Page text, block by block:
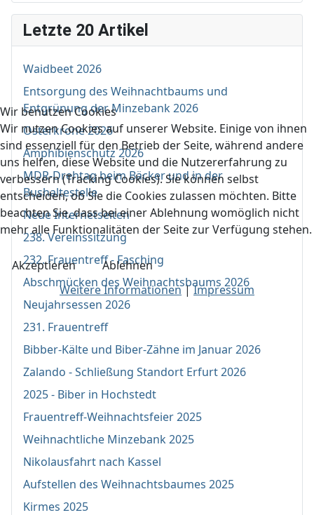
Letzte 20 Artikel
Waidbeet 2026
Entsorgung des Weihnachtbaums und
Entgrünung der Minzebank 2026
Osterkrone 2026
Amphibienschutz 2026
MDR-Drehtag beim Bäcker und in der
Bushaltestelle
Neue Internetseiten
238. Vereinssitzung
232. Frauentreff - Fasching
Abschmücken des Weihnachtsbaums 2026
Neujahrsessen 2026
231. Frauentreff
Bibber-Kälte und Biber-Zähne im Januar 2026
Zalando - Schließung Standort Erfurt 2026
2025 - Biber in Hochstedt
Frauentreff-Weihnachtsfeier 2025
Weihnachtliche Minzebank 2025
Nikolausfahrt nach Kassel
Aufstellen des Weihnachtsbaumes 2025
Kirmes 2025
Wir benutzen Cookies
Wir nutzen Cookies auf unserer Website. Einige von ihnen
sind essenziell für den Betrieb der Seite, während andere
uns helfen, diese Website und die Nutzererfahrung zu
verbessern (Tracking Cookies). Sie können selbst
entscheiden, ob Sie die Cookies zulassen möchten. Bitte
beachten Sie, dass bei einer Ablehnung womöglich nicht
mehr alle Funktionalitäten der Seite zur Verfügung stehen.
Akzeptieren
Ablehnen
Weitere Informationen|Impressum